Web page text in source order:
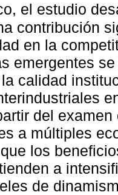
el estudio
contribución
en la
emergentes
calidad
del
a múltiples
los
a
de